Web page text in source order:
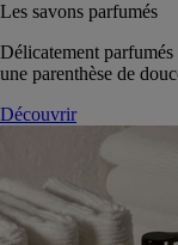
Les savons parfumés
Délicatement
une parenthèse de
Découvrir